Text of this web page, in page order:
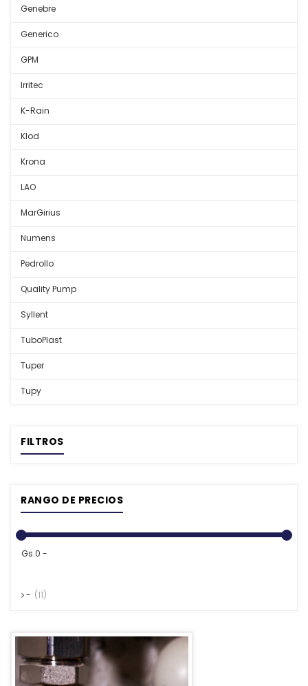
Genebre
Generico
GPM
Irritec
K-Rain
Klod
Krona
LAO
MarGirius
Numens
Pedrollo
Quality Pump
Syllent
TuboPlast
Tuper
Tupy
FILTROS
RANGO DE PRECIOS
Gs.0 -
- (11)